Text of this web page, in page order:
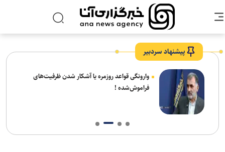
پیشنهاد سردبیر
وارونگی قواعد روزمره یا آشکار شدن ظرفیت‌های
فراموش‌شده !